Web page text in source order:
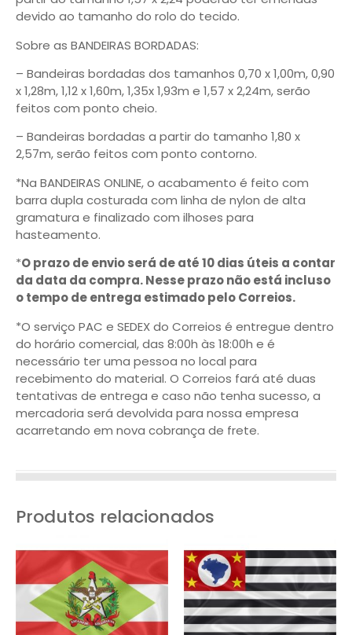
devido ao tamanho do rolo do tecido.
Sobre as BANDEIRAS BORDADAS:
– Bandeiras bordadas dos tamanhos 0,70 x 1,00m, 0,90
x 1,28m, 1,12 x 1,60m, 1,35x 1,93m e 1,57 x 2,24m, serão
feitos com ponto cheio.
– Bandeiras bordadas a partir do tamanho 1,80 x
2,57m, serão feitos com ponto contorno.
*Na BANDEIRAS ONLINE, o acabamento é feito com
barra dupla costurada com linha de nylon de alta
gramatura e finalizado com ilhoses para
hasteamento.
*O prazo de envio será de até 10 dias úteis a contar
da data da compra. Nesse prazo não está incluso
o tempo de entrega estimado pelo Correios.
*O serviço PAC e SEDEX do Correios é entregue dentro
do horário comercial, das 8:00h às 18:00h e é
necessário ter uma pessoa no local para
recebimento do material. O Correios fará até duas
tentativas de entrega e caso não tenha sucesso, a
mercadoria será devolvida para nossa empresa
acarretando em nova cobrança de frete.
Produtos relacionados